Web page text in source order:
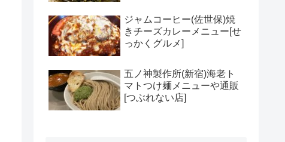
ジャムコーヒー(佐世保)焼
きチーズカレーメニュー[せ
っかくグルメ]
五ノ神製作所(新宿)海老ト
マトつけ麺メニューや通販
[つぶれない店]